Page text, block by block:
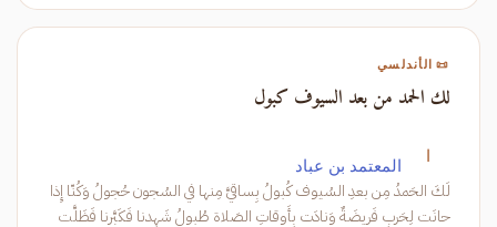
📜 الأندلسي
لك الحمد من بعد السيوف كبول
ا المعتمد بن عباد
لَكَ الحَمدُ مِن بعدِ السُيوف كُبولُ بِساقيَّ مِنها في السُجون حُجولُ وَكُنّا إِذا
حانَت لِحَربٍ فَريضَةٌ وَنادَت بِأَوقاتِ الصَلاة طُبولُ شَهِدنا فَكَبَّرنا فَظَلَّت